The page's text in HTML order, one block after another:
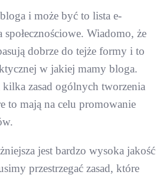
i może być to lista e-
Wiadomo, że
dobrze do tejże formy i to
w jakiej mamy bloga.
zasad ogólnych tworzenia
to mają na celu promowanie
jest bardzo wysoka jakość
przestrzegać zasad, które